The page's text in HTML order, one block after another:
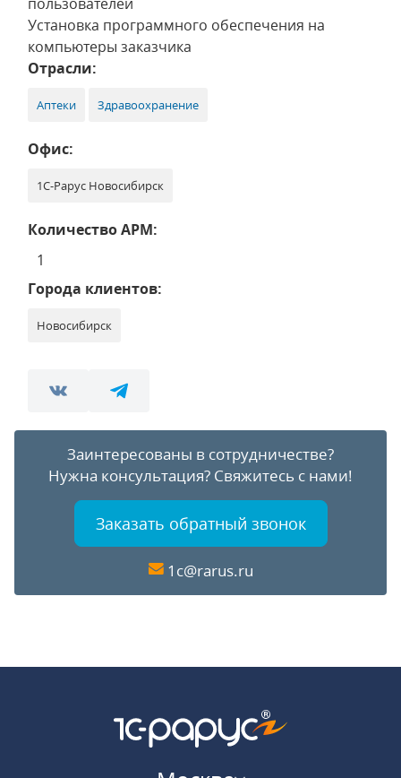
Установка программного обеспечения на
компьютеры заказчика
Отрасли:
Аптеки Здравоохранение
Офис:
1С-Рарус Новосибирск
Количество АРМ:
1
Города клиентов:
Новосибирск
Заинтересованы в сотрудничестве?
Нужна консультация? Свяжитесь с нами!
Заказать обратный звонок
1c@rarus.ru